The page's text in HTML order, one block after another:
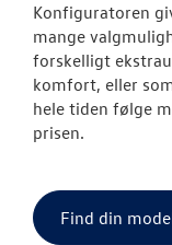
Konfiguratoren
mange
forskelligt
komfort, eller
hele tiden følge
prisen.
Find din